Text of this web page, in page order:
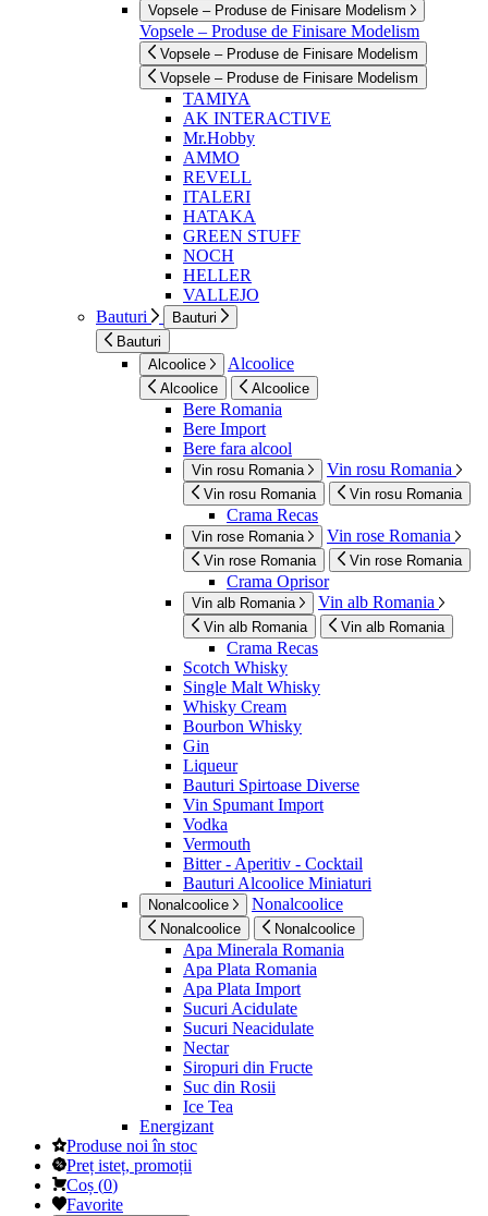
Vopsele – Produse de Finisare Modelism
Vopsele – Produse de Finisare Modelism
Vopsele – Produse de Finisare Modelism
Vopsele – Produse de Finisare Modelism
TAMIYA
AK INTERACTIVE
Mr.Hobby
AMMO
REVELL
ITALERI
HATAKA
GREEN STUFF
NOCH
HELLER
VALLEJO
Bauturi
Bauturi
Bauturi
Alcoolice
Alcoolice
Alcoolice Alcoolice
Bere Romania
Bere Import
Bere fara alcool
Vin rosu Romania Vin rosu Romania
Vin rosu Romania Vin rosu Romania
Crama Recas
Vin rose Romania Vin rose Romania
Vin rose Romania Vin rose Romania
Crama Oprisor
Vin alb Romania Vin alb Romania
Vin alb Romania Vin alb Romania
Crama Recas
Scotch Whisky
Single Malt Whisky
Whisky Cream
Bourbon Whisky
Gin
Liqueur
Bauturi Spirtoase Diverse
Vin Spumant Import
Vodka
Vermouth
Bitter - Aperitiv - Cocktail
Bauturi Alcoolice Miniaturi
Nonalcoolice Nonalcoolice
Nonalcoolice Nonalcoolice
Apa Minerala Romania
Apa Plata Romania
Apa Plata Import
Sucuri Acidulate
Sucuri Neacidulate
Nectar
Siropuri din Fructe
Suc din Rosii
Ice Tea
Energizant
Produse noi în stoc
Preț isteț, promoții
Coș (0)
Favorite